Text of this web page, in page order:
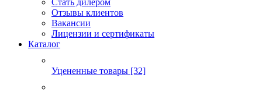
Стать дилером
Отзывы клиентов
Вакансии
Лицензии и сертификаты
Каталог
Уцененные товары [32]